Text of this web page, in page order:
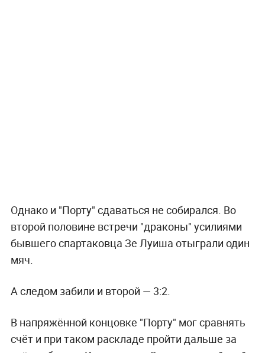
Однако и "Порту" сдаваться не собирался. Во
второй половине встречи "драконы" усилиями
бывшего спартаковца Зе Луиша отыграли один
мяч.
А следом забили и второй — 3:2.
В напряжённой концовке "Порту" мог сравнять
счёт и при таком раскладе пройти дальше за